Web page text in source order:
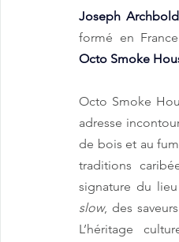
Joseph Archbold
Octo Smoke
Octo Smoke
adresse
de bois et au
traditions
signature du
slow, des
L’héritage